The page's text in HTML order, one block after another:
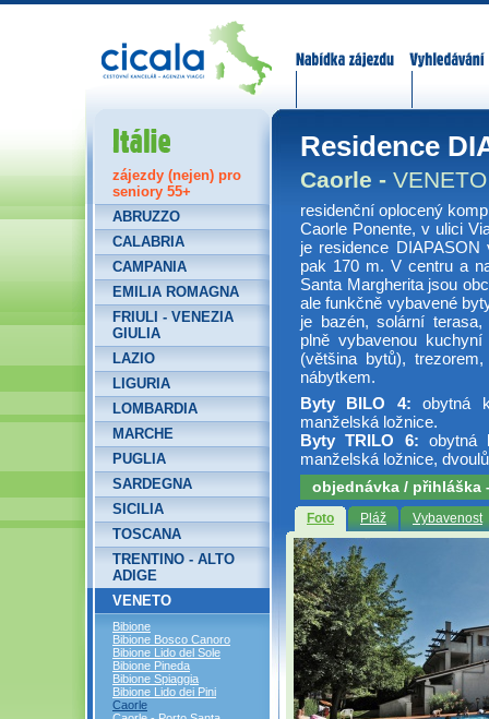
Residence
Caorle - VENETO
residenční oplocený
Caorle Ponente, v ulici
je residence
pak 170 m. V centru a
Santa Margherita jsou
ale funkčně vybavené
je bazén, solární
plně vybavenou
(většina bytů),
nábytkem.
Byty BILO 4:obytná
manželská ložnice.
Byty TRILO 6: obytná
manželská ložnice,
objednávka / přihláška
Foto Pláž Vybavenost
Itálie
zájezdy (nejen) pro
seniory 55+
ABRUZZO
CALABRIA
CAMPANIA
EMILIA ROMAGNA
FRIULI - VENEZIA
GIULIA
LAZIO
LIGURIA
LOMBARDIA
MARCHE
PUGLIA
SARDEGNA
SICILIA
TOSCANA
TRENTINO - ALTO
ADIGE
VENETO
Bibione
Bibione Bosco Canoro
Bibione Lido del Sole
Bibione Pineda
Bibione Spiaggia
Bibione Lido dei Pini
Caorle